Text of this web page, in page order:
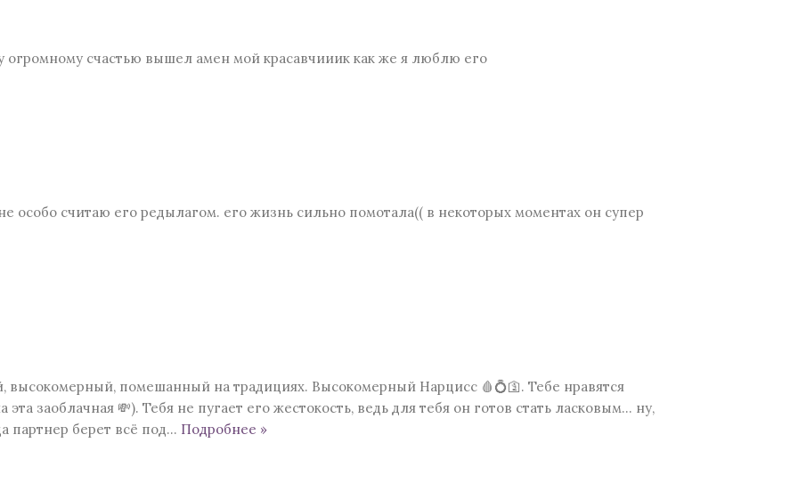
огромному счастью вышел амен мой красавчииик как же я люблю его
особо считаю его редылагом. его жизнь сильно помотала(( в некоторых моментах он супер
помешанный на традициях. Высокомерный Нарцисс 🩸💍🛐. Тебе нравятся
заоблачная 💸). Тебя не пугает его жестокость, ведь для тебя он готов стать ласковым... ну,
партнер берет всё под… Подробнее »